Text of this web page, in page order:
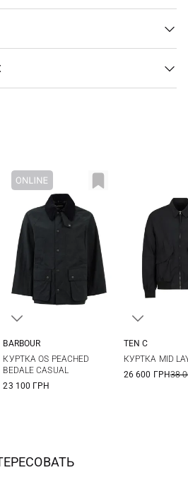
BARBOUR
КУРТКА OS PEACHED
BEDALE CASUAL
23 100 ГРН
TEN C
КУРТКА MID
26 600 ГРН38